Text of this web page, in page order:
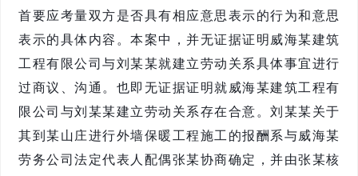
首要应考量双方是否具有相应意思表示的行为和意思
表示的具体内容。本案中，并无证据证明威海某建筑
工程有限公司与刘 某某就建立劳动关系具体事宜进行
过商议、沟通。也即无证据证明就威海某建筑工程有
限公司与刘 某某建立劳动关系存在合意。刘 某某关于
其到 某山庄进行外墙保暖工程施工的报酬系与威海某
劳务公司法定代表人配偶张某协商确定，并由张某核